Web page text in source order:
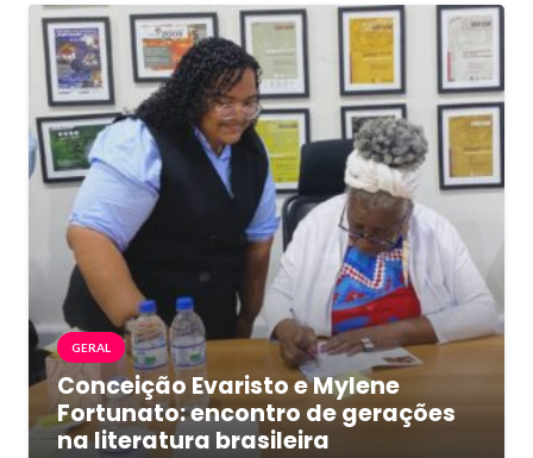
GERAL
Conceição Evaristo e Mylene
Fortunato: encontro de gerações
na literatura brasileira